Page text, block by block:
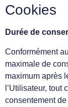
Cookies
Durée de
Conformément
maximale de
maximum après
l’Utilisateur,
consentement